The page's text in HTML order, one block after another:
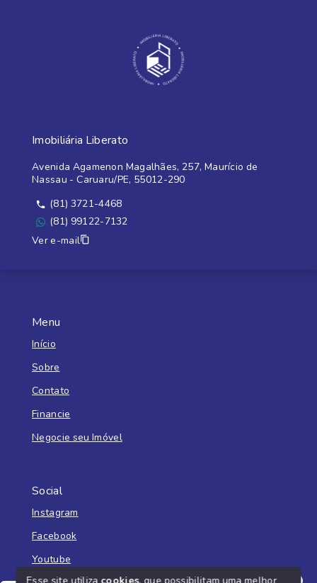
Menu
Início
Sobre
Contato
Financie
Negocie seu Imóvel
Social
Instagram
Facebook
Youtube
Imobiliária Liberato
Avenida Agamenon Magalhães, 257, Maurício de
Nassau - Caruaru/PE, 55012-290
(81) 3721-4468
(81) 99122-7132
Ver e-mail